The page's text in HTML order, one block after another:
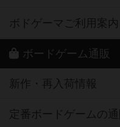
ボドゲーマご利用案内
ボードゲーム通販
新作・再入荷情報
定番ボードゲームの